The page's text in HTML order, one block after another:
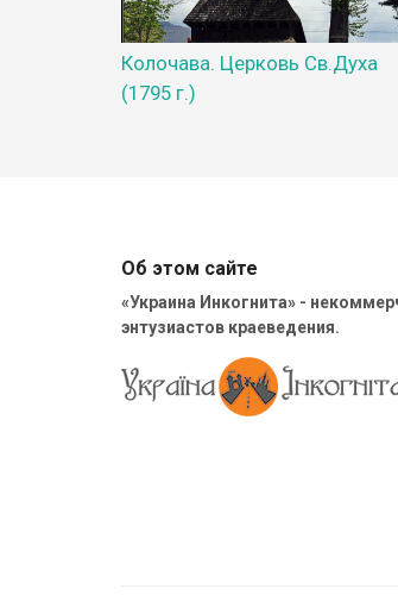
Колочава. Церковь Св.Духа
(1795 г.)
Об этом сайте
«Украина Инкогнита» -
энтузиастов краеведения.